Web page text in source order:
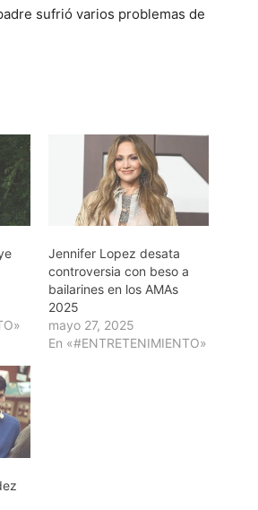
sufrió varios problemas de
Jennifer Lopez desata
controversia con beso a
bailarines en los AMAs
2025
mayo 27, 2025
En «#ENTRETENIMIENTO»